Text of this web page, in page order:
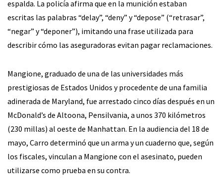
espalda. La policía afirma que en la munición estaban
escritas las palabras “delay”, “deny” y “depose” (“retrasar”,
“negar” y “deponer”), imitando una frase utilizada para
describir cómo las aseguradoras evitan pagar reclamaciones.
Mangione, graduado de una de las universidades más
prestigiosas de Estados Unidos y procedente de una familia
adinerada de Maryland, fue arrestado cinco días después en un
McDonald’s de Altoona, Pensilvania, a unos 370 kilómetros
(230 millas) al oeste de Manhattan. En la audiencia del 18 de
mayo, Carro determinó que un arma y un cuaderno que, según
los fiscales, vinculan a Mangione con el asesinato, pueden
utilizarse como prueba en su contra.